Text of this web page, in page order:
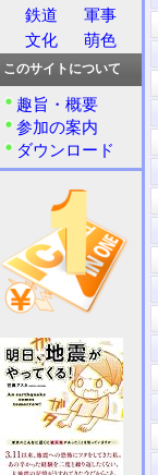
鉄道
軍事
文化
萌色
このサイトについて
趣旨・概要
参加の案内
ダウンロード